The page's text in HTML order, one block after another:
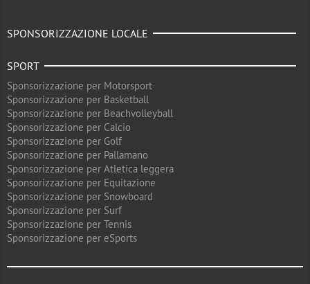
SPONSORIZZAZIONE LOCALE
SPORT
Sponsorizzazione per Motorsport
Sponsorizzazione per Basketball
Sponsorizzazione per Beachvolleyball
Sponsorizzazione per Calcio
Sponsorizzazione per Golf
Sponsorizzazione per Pallamano
Sponsorizzazione per Atletica leggera
Sponsorizzazione per Equitazione
Sponsorizzazione per Snowboard
Sponsorizzazione per Surf
Sponsorizzazione per Tennis
Sponsorizzazione per eSports